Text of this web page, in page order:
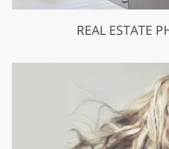
REAL ESTATE